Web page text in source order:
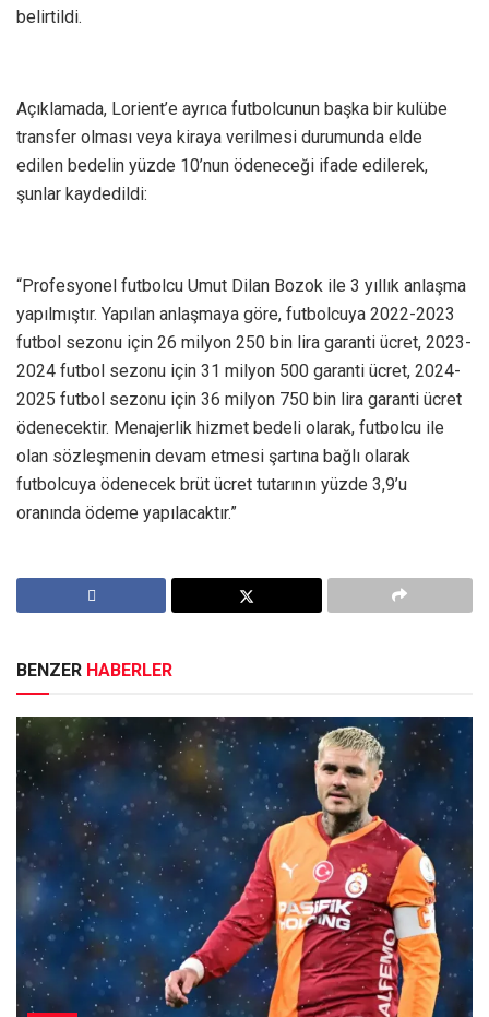
belirtildi.
Açıklamada, Lorient’e ayrıca futbolcunun başka bir kulübe
transfer olması veya kiraya verilmesi durumunda elde
edilen bedelin yüzde 10’nun ödeneceği ifade edilerek,
şunlar kaydedildi:
“Profesyonel futbolcu Umut Dilan Bozok ile 3 yıllık anlaşma
yapılmıştır. Yapılan anlaşmaya göre, futbolcuya 2022-2023
futbol sezonu için 26 milyon 250 bin lira garanti ücret, 2023-
2024 futbol sezonu için 31 milyon 500 garanti ücret, 2024-
2025 futbol sezonu için 36 milyon 750 bin lira garanti ücret
ödenecektir. Menajerlik hizmet bedeli olarak, futbolcu ile
olan sözleşmenin devam etmesi şartına bağlı olarak
futbolcuya ödenecek brüt ücret tutarının yüzde 3,9’u
oranında ödeme yapılacaktır.”
BENZER HABERLER